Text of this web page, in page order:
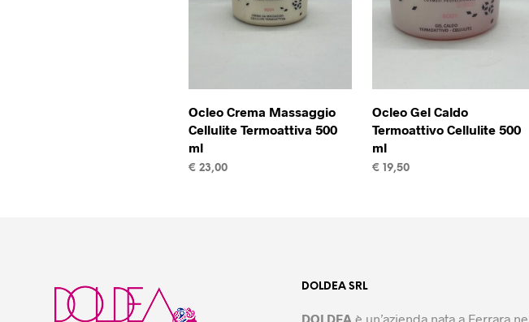
Ocleo Crema Massaggio
Cellulite Termoattiva 500
ml
€ 23,00
Ocleo Gel Caldo
Termoattivo Cellulite 500
ml
€ 19,50
DOLDEA SRL
DOLDEA è un’azienda nata a Ferrara